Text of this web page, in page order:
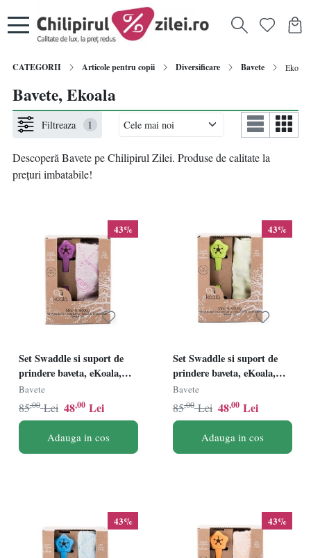
CATEGORII Articole pentru copii Diversificare Bavete Ekoala
Bavete, Ekoala
Filtreaza 1
Descoperă Bavete pe Chilipirul Zilei. Produse de calitate la
prețuri imbatabile!
43%
Set Swaddle si suport de
prindere baveta, eKoala,
Purple
Bavete
48,00 Lei
85,00 Lei
Adauga in cos
43%
Set Swaddle si suport de
prindere baveta, eKoala,
Green
Bavete
48,00 Lei
85,00 Lei
Adauga in cos
43% 43%